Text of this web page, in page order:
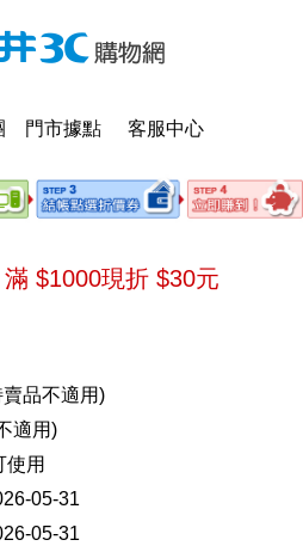
門市據點 客服中心
滿 $1000現折 $30元
品不適用)
適用)
使用
05-31
05-31